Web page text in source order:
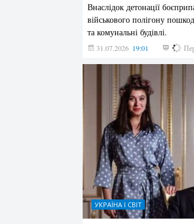
Внаслідок детонації
військового полігону
та комунальні будівлі.
31.07.2026 19:01 179
УКРАЇНА І СВІТ